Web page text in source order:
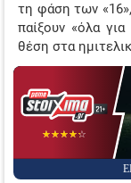
τη φάση των
παίξουν «όλα
θέση στα
☆☆☆☆☆
★★★★★